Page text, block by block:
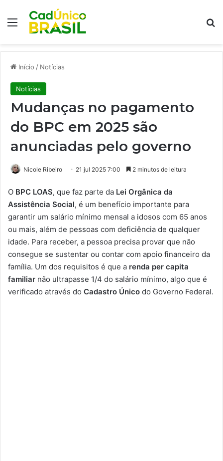
Menu
Início / Notícias
Notícias
Mudanças no pagamento
do BPC em 2025 são
anunciadas pelo governo
Nicole Ribeiro 21 jul 2025 7:00 2 minutos de leitura
O BPC LOAS, que faz parte da Lei Orgânica da
Assistência Social, é um benefício importante para
garantir um salário mínimo mensal a idosos com 65 anos
ou mais, além de pessoas com deficiência de qualquer
idade. Para receber, a pessoa precisa provar que não
consegue se sustentar ou contar com apoio financeiro da
família. Um dos requisitos é que a renda per capita
familiar não ultrapasse 1/4 do salário mínimo, algo que é
verificado através do Cadastro Único do Governo Federal.